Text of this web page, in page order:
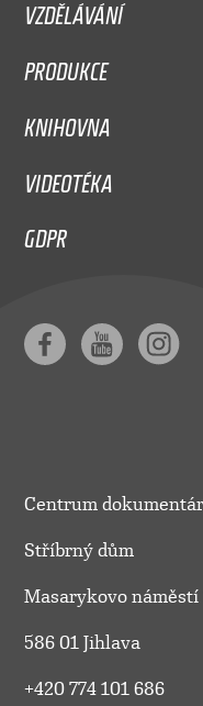
VZDĚLÁVÁNÍ
PRODUKCE
KNIHOVNA
VIDEOTÉKA
GDPR
Centrum
Stříbrný dům
Masarykovo náměstí
586 01 Jihlava
+420 774 101 686